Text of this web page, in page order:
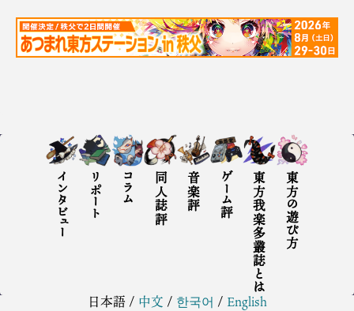
インタビュー リポート コラム 同人誌評 音楽評 ゲーム評 東方我楽多叢誌とは 東方の遊び方
日本語/ 中文 / 한국어 / English